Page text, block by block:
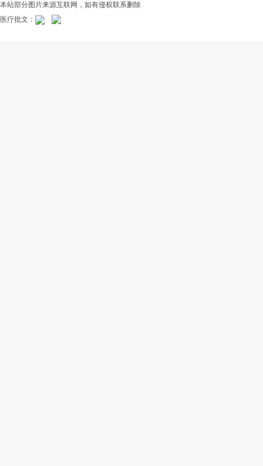
本站部分图片来源互联网，如有侵权联系删除
医疗批文：